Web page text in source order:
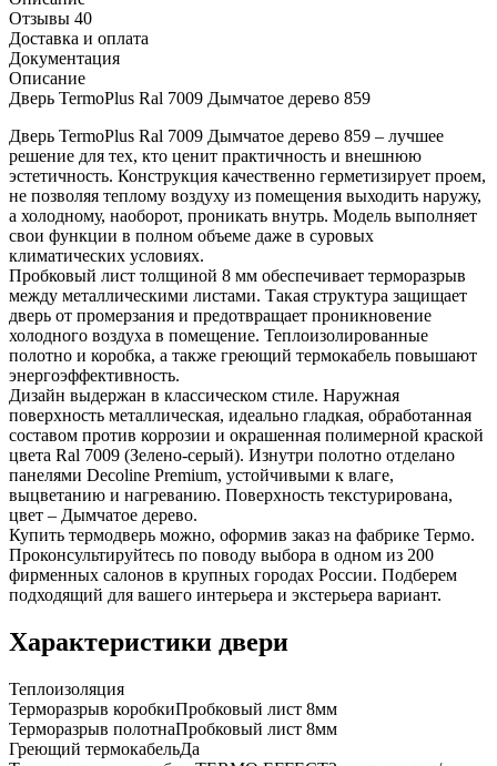
Отзывы 40
Доставка и оплата
Документация
Описание
Дверь TermoPlus Ral 7009 Дымчатое дерево 859
Дверь TermoPlus Ral 7009 Дымчатое дерево 859 – лучшее
решение для тех, кто ценит практичность и внешнюю
эстетичность. Конструкция качественно герметизирует проем,
не позволяя теплому воздуху из помещения выходить наружу,
а холодному, наоборот, проникать внутрь. Модель выполняет
свои функции в полном объеме даже в суровых
климатических условиях.
Пробковый лист толщиной 8 мм обеспечивает терморазрыв
между металлическими листами. Такая структура защищает
дверь от промерзания и предотвращает проникновение
холодного воздуха в помещение. Теплоизолированные
полотно и коробка, а также греющий термокабель повышают
энергоэффективность.
Дизайн выдержан в классическом стиле. Наружная
поверхность металлическая, идеально гладкая, обработанная
составом против коррозии и окрашенная полимерной краской
цвета Ral 7009 (Зелено-серый). Изнутри полотно отделано
панелями Decoline Premium, устойчивыми к влаге,
выцветанию и нагреванию. Поверхность текстурирована,
цвет – Дымчатое дерево.
Купить термодверь можно, оформив заказ на фабрике Термо.
Проконсультируйтесь по поводу выбора в одном из 200
фирменных салонов в крупных городах России. Подберем
подходящий для вашего интерьера и экстерьера вариант.
Характеристики двери
Теплоизоляция
Терморазрыв коробкиПробковый лист 8мм
Терморазрыв полотнаПробковый лист 8мм
Греющий термокабельДа